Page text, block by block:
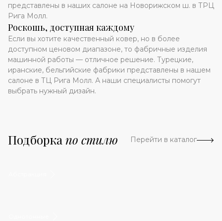
представлены в наших салоне на Новорижском ш. в ТРЦ
Рига Молл.
Роскошь, доступная каждому
Если вы хотите качественный ковер, но в более
доступном ценовом диапазоне, то фабричные изделия
машинной работы — отличное решение. Турецкие,
иранские, бельгийские фабрики представлены в нашем
салоне в ТЦ Рига Молл. А наши специалисты помогут
выбрать нужный дизайн.
Подборка по стилю Перейти в каталог